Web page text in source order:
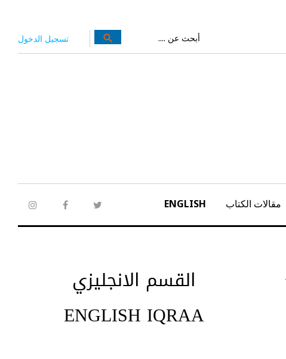
تسجيل الدخول
عن:
search
twitter
facebook
مقالات الكتاب ENGLISH
القسم الانجليزي
ENGLISH IQRAA